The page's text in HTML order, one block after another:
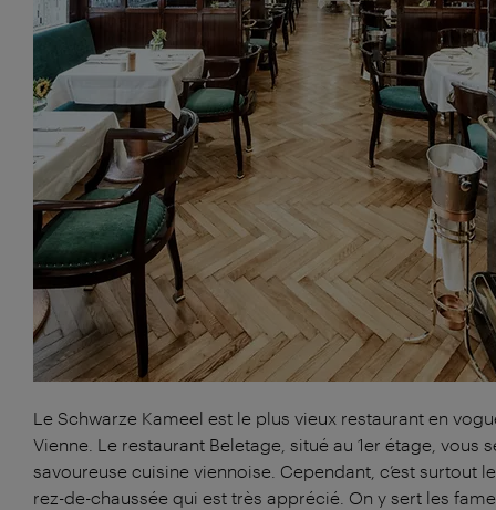
Le Schwarze Kameel est le plus vieux restaurant en
Vienne. Le restaurant Beletage, situé au 1er étage, vous
savoureuse cuisine viennoise. Cependant, c’est surtout
rez-de-chaussée qui est très apprécié. On y sert les